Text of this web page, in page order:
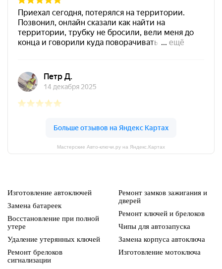
Мастерские Авто-ключи.ру на Яндекс.Картах
Изготовление автоключей
Замена батареек
Восстановление при полной
утере
Удаление утерянных ключей
Ремонт брелоков
сигнализации
Ремонт замков зажигания и
дверей
Ремонт ключей и брелоков
Чипы для автозапуска
Замена корпуса автоключа
Изготовление мотоключа